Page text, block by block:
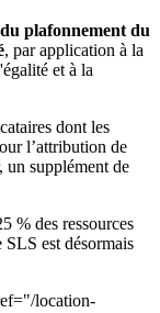
plafonnement du
, par application à la
et à la
dont les
l’attribution de
un supplément de
% des ressources
SLS est désormais
location-